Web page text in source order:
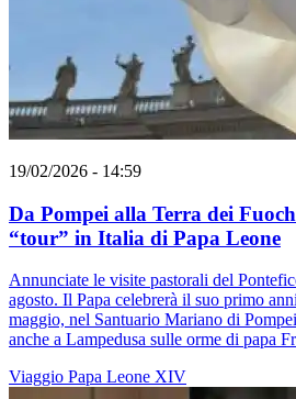
19/02/2026 - 14:59
Da Pompei alla Terra dei
“tour” in Italia di Papa Leone
Annunciate le visite pastorali del
agosto. Il Papa celebrerà il suo primo
maggio, nel Santuario Mariano di
anche a Lampedusa sulle orme di papa
Viaggio Papa Leone XIV